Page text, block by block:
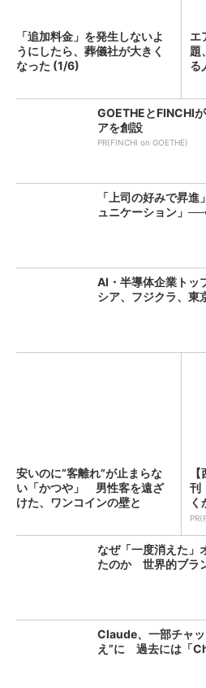
「追加料金」を発生しないよ
うにしたら、葬儀社が大きく
なった (1/6)
エ
題
る
GOETHEとFINCHI
アを創設
PR(FINCHI on GOETHE)
「上司の好みで昇
ュニケーション」
AI・半導体企業トッ
シア、フジクラ、東
安いのに“客離れ”が止まらな
い「かつや」 男性客を遠ざ
けた、ワンコインの壁と
刊
く
なぜ「一度消えた」
たのか 世界的ブラ
Claude、一部チャ
え”に 過去には「